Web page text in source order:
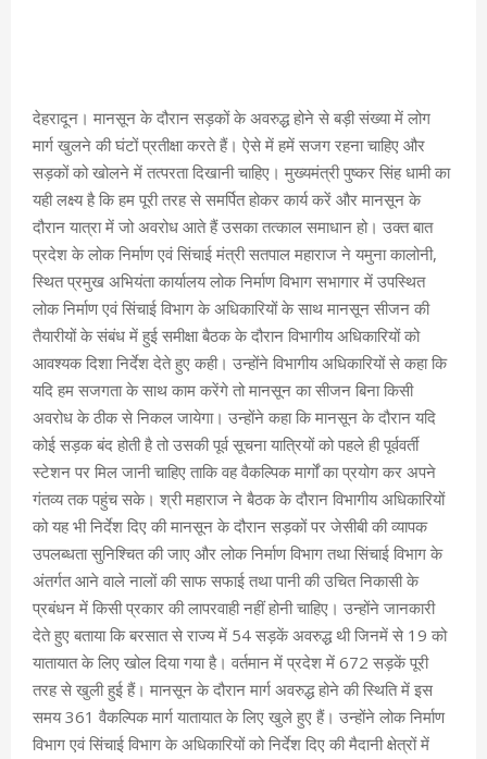
देहरादून। मानसून के दौरान सड़कों के अवरुद्ध होने से बड़ी संख्या में लोग
मार्ग खुलने की घंटों प्रतीक्षा करते हैं। ऐसे में हमें सजग रहना चाहिए और
सड़कों को खोलने में तत्परता दिखानी चाहिए। मुख्यमंत्री पुष्कर सिंह धामी का
यही लक्ष्य है कि हम पूरी तरह से समर्पित होकर कार्य करें और मानसून के
दौरान यात्रा में जो अवरोध आते हैं उसका तत्काल समाधान हो। उक्त बात
प्रदेश के लोक निर्माण एवं सिंचाई मंत्री सतपाल महाराज ने यमुना कालोनी,
स्थित प्रमुख अभियंता कार्यालय लोक निर्माण विभाग सभागार में उपस्थित
लोक निर्माण एवं सिंचाई विभाग के अधिकारियों के साथ मानसून सीजन की
तैयारीयों के संबंध में हुई समीक्षा बैठक के दौरान विभागीय अधिकारियों को
आवश्यक दिशा निर्देश देते हुए कही। उन्होंने विभागीय अधिकारियों से कहा कि
यदि हम सजगता के साथ काम करेंगे तो मानसून का सीजन बिना किसी
अवरोध के ठीक से निकल जायेगा। उन्होंने कहा कि मानसून के दौरान यदि
कोई सड़क बंद होती है तो उसकी पूर्व सूचना यात्रियों को पहले ही पूर्ववर्ती
स्टेशन पर मिल जानी चाहिए ताकि वह वैकल्पिक मार्गों का प्रयोग कर अपने
गंतव्य तक पहुंच सके। श्री महाराज ने बैठक के दौरान विभागीय अधिकारियों
को यह भी निर्देश दिए की मानसून के दौरान सड़कों पर जेसीबी की व्यापक
उपलब्धता सुनिश्चित की जाए और लोक निर्माण विभाग तथा सिंचाई विभाग के
अंतर्गत आने वाले नालों की साफ सफाई तथा पानी की उचित निकासी के
प्रबंधन में किसी प्रकार की लापरवाही नहीं होनी चाहिए। उन्होंने जानकारी
देते हुए बताया कि बरसात से राज्य में 54 सड़कें अवरुद्ध थी जिनमें से 19 को
यातायात के लिए खोल दिया गया है। वर्तमान में प्रदेश में 672 सड़कें पूरी
तरह से खुली हुई हैं। मानसून के दौरान मार्ग अवरुद्ध होने की स्थिति में इस
समय 361 वैकल्पिक मार्ग यातायात के लिए खुले हुए हैं। उन्होंने लोक निर्माण
विभाग एवं सिंचाई विभाग के अधिकारियों को निर्देश दिए की मैदानी क्षेत्रों में